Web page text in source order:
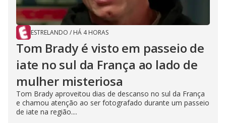
ESTRELANDO / HÁ 4 HORAS
Tom Brady é visto em passeio de
iate no sul da França ao lado de
mulher misteriosa
Tom Brady aproveitou dias de descanso no sul da França
e chamou atenção ao ser fotografado durante um passeio
de iate na região....